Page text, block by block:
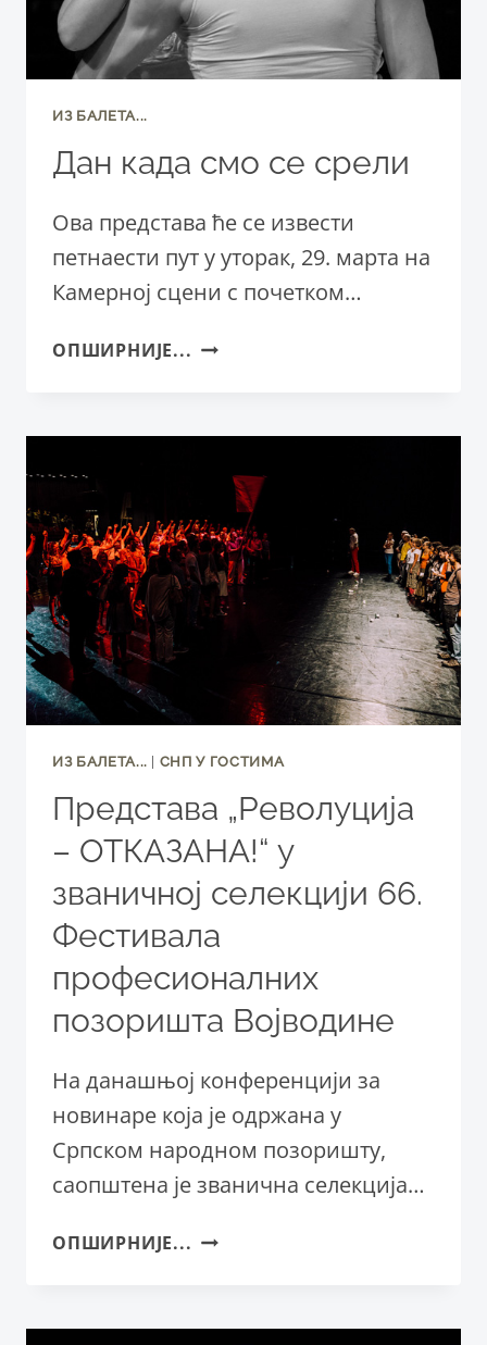
ИЗ БАЛЕТА...
Дан када смо се срели
Ова представа ће се извести
петнаести пут у уторак, 29. марта на
Камерној сцени с почетком…
ОПШИРНИЈЕ... ДАН
ИЗ БАЛЕТА... СНП У ГОСТИМА
Представа „Револуција
– ОТКАЗАНА!“ у
званичној селекцији 66.
Фестивала
професионалних
позоришта Војводине
На данашњој конференцији за
новинаре која је одржана у
Српском народном позоришту,
саопштена је званична селекција…
ОПШИРНИЈЕ... ПРЕДСТАВА